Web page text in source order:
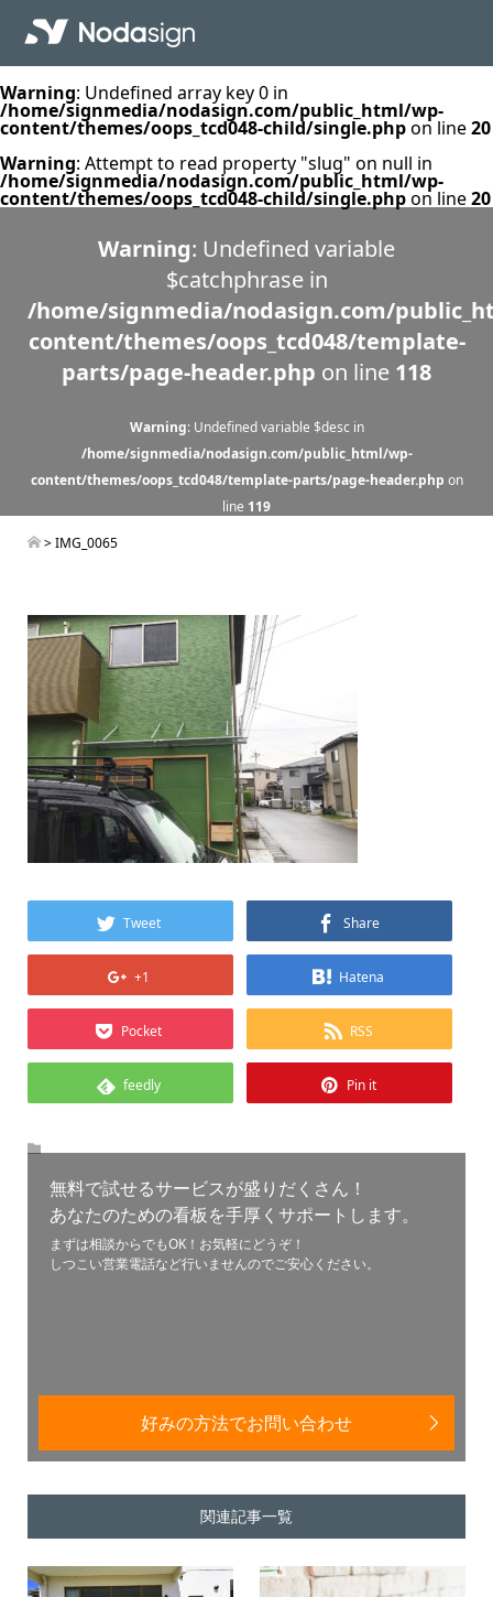
Warning: Undefined array key 0 in
/home/signmedia/nodasign.com/public_html/wp-
content/themes/oops_tcd048-child/single.phpon line20
Warning: Attempt to read property "slug" on null in
/home/signmedia/nodasign.com/public_html/wp-
content/themes/oops_tcd048-child/single.phpon line20
Warning: Undefined variable
$catchphrase in
/home/signmedia/nodasign.com/
content/themes/oops_tcd048/template-
parts/page-header.php on line 118
Warning: Undefined variable $desc in
/home/signmedia/nodasign.com/public_html/wp-
content/themes/oops_tcd048/template-parts/page-header.php on
line 119
> IMG_0065
Tweet Share
+1 Hatena
Pocket RSS
feedly Pin it
無料で試せるサービスが盛りだくさん！
あなたのための看板を手厚くサポートします。
まずは相談からでもOK！お気軽にどうぞ！
しつこい営業電話など行いませんのでご安心ください。
好みの方法でお問い合わせ
関連記事一覧